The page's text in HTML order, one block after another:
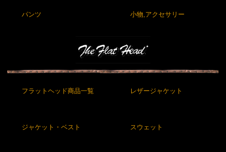
パンツ 小物,アクセサリー
フラットヘッド商品一覧 レザージャケット
ジャケット・ベスト スウェット